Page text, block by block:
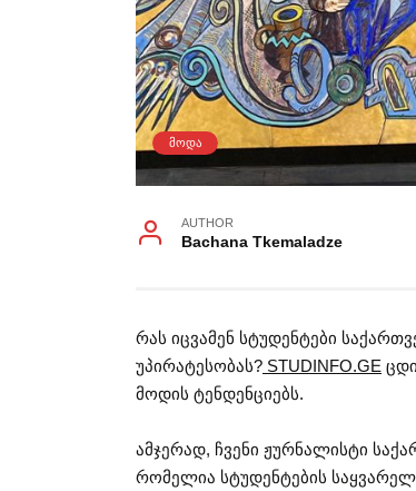
ᲛᲝᲓᲐ
AUTHOR
Bachana Tkemaladze
რას იცვამენ სტუდენტები
უპირატესობას? STUDINFO.GE
მოდის ტენდენციებს.
ამჯერად, ჩვენი ჟურნალისტი
რომელია სტუდენტების